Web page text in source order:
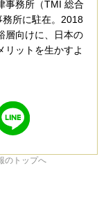
事務所（TMI 総合
務所に駐在。2018
層向けに、日本の
リットを生かすよ
のトップへ